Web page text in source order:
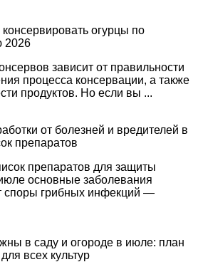
консервировать огурцы по
2026
зависит от правильности
процесса консервации, а также
продуктов. Но если вы ...
от болезней и вредителей в
препаратов
препаратов для защиты
основные заболевания
споры грибных инфекций —
в саду и огороде в июле: план
всех культур